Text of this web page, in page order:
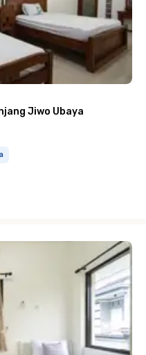
Jiwo Ubaya